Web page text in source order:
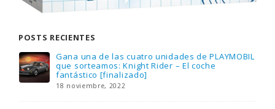
POSTS RECIENTES
Gana una de las cuatro unidades de PLAYMOBIL
que sorteamos: Knight Rider – El coche
fantástico [finalizado]
18 noviembre, 2022